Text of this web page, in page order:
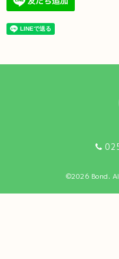
©2026 Bond.